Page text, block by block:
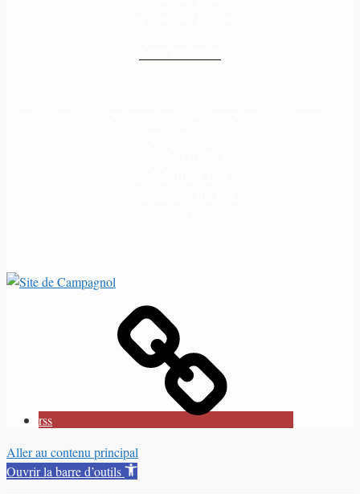
rss
Aller au contenu principal
Ouvrir la barre d’outils